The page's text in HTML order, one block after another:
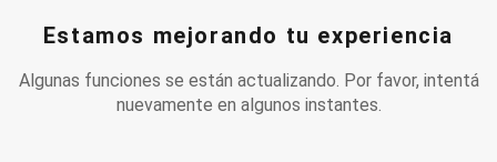
Estamos mejorando tu experiencia
Algunas funciones se están actualizando. Por favor, intentá
nuevamente en algunos instantes.